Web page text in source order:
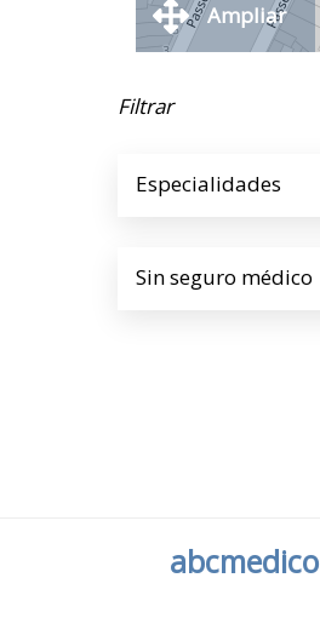
Ampliar
Filtrar
Especialidades
Sin seguro médico
abcmedico